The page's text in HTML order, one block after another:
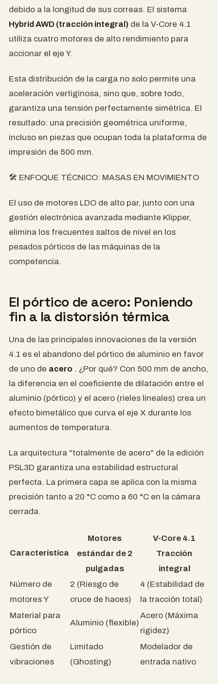
debido a la longitud de sus correas. El sistema
Hybrid AWD (tracción integral) de la V-Core 4.1
utiliza cuatro motores de alto rendimiento para
accionar el eje Y.
Esta distribución de la carga no solo permite una
aceleración vertiginosa, sino que, sobre todo,
garantiza una tensión perfectamente simétrica. El
resultado: una precisión geométrica uniforme,
incluso en piezas que ocupan toda la plataforma de
impresión de 500 mm.
🛠️ ENFOQUE TÉCNICO: MASAS EN MOVIMIENTO
El uso de motores LDO de alto par, junto con una
gestión electrónica avanzada mediante Klipper,
elimina los frecuentes saltos de nivel en los
pesados ​​pórticos de las máquinas de la
competencia.
El pórtico de acero: Poniendo
fin a la distorsión térmica
Una de las principales innovaciones de la versión
4.1 es el abandono del pórtico de aluminio en favor
de uno de acero . ¿Por qué? Con 500 mm de ancho,
la diferencia en el coeficiente de dilatación entre el
aluminio (pórtico) y el acero (rieles lineales) crea un
efecto bimetálico que curva el eje X durante los
aumentos de temperatura.
La arquitectura "totalmente de acero" de la edición
PSL3D garantiza una estabilidad estructural
perfecta. La primera capa se aplica con la misma
precisión tanto a 20 °C como a 60 °C en la cámara
cerrada.
Característica
Motores
estándar de 2
pulgadas
V-Core 4.1
Tracción
integral
Número de
motores Y
2 (Riesgo de
cruce de haces)
4 (Estabilidad de
la tracción total)
Material para
pórtico
Aluminio (flexible)
Acero (Máxima
rigidez)
Gestión de
vibraciones
Limitado
(Ghosting)
Modelador de
entrada nativo